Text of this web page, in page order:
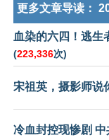
更多文章导读：
血染的六四！逃生
(223,336次)
宋祖英，摄影师说
冷血封控现惨剧